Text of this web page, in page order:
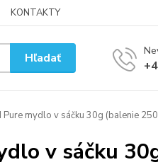
KONTAKTY
Hľadať
Pure mydlo v sáčku 30g (balenie
v sáčku